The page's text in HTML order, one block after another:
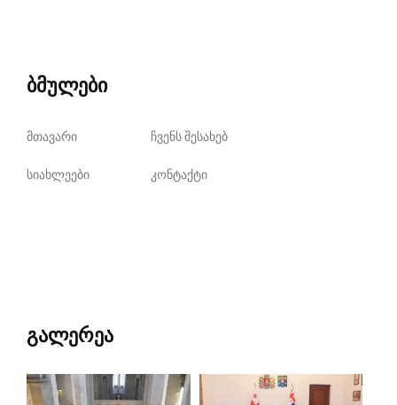
ბმულები
მთავარი ჩვენს შესახებ
სიახლეები კონტაქტი
გალერეა